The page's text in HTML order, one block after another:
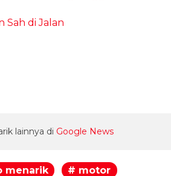
Sah di Jalan
lainnya di Google News
menarik # motor